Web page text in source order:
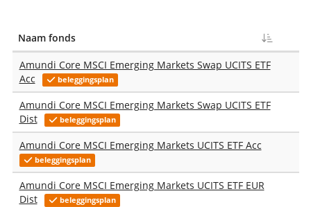
Naam fonds
Amundi Core MSCI Emerging Markets Swap UCITS ETF
Acc
beleggingsplan
Amundi Core MSCI Emerging Markets Swap UCITS ETF
Dist
beleggingsplan
Amundi Core MSCI Emerging Markets UCITS ETF Acc
beleggingsplan
Amundi Core MSCI Emerging Markets UCITS ETF EUR
Dist
beleggingsplan